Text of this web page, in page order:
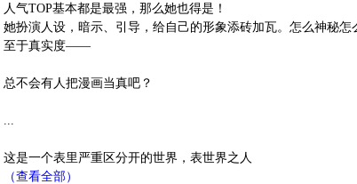
人气TOP基本都是最强，那么她也得是！
她扮演人设，暗示、引导，给自己的形象添砖加瓦。怎么神秘
至于真实度——
总不会有人把漫画当真吧？
...
这是一个表里严重区分开的世界，表世界之人
（查看全部）